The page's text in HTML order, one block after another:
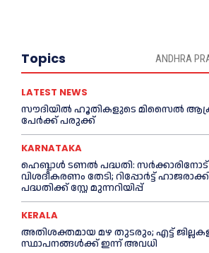
Topics ANDHRA
LATEST NEWS
സൗദിയിൽ ഹൂതികളുടെ മിസൈൽ
പേർക്ക് പരുക്ക്
KARNATAKA
ഹെബ്ബാൾ ടണൽ പദ്ധതി:
വിശദീകരണം തേടി; റിപ്പോർട്ട്
പദ്ധതിക്ക് സ്റ്റേ മുന്നറിയിപ്പ്
KERALA
അതിശക്തമായ മഴ തുടരും; എട്ട്
സ്ഥാ​പ​ന​ങ്ങ​ൾ​ക്ക് ഇ​ന്ന് അ​വ​ധി